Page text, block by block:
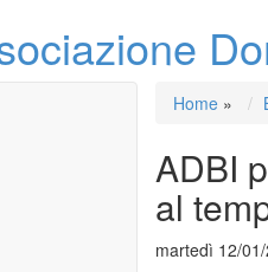
Home»
ADBI
al
martedì 12/01/